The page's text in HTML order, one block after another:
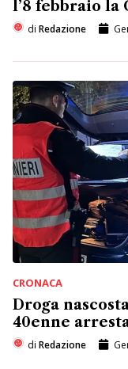
l’8 febbraio la
di Redazione
CRONACA
Droga
40enne
di Redazione